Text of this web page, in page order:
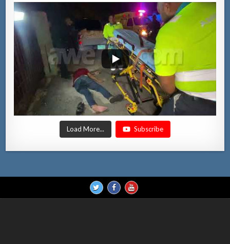
Load More... Subscribe